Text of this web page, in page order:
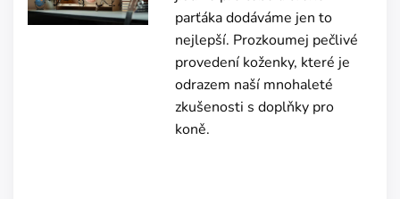
parťáka dodáváme jen to
nejlepší. Prozkoumej pečlivé
provedení koženky, které je
odrazem naší mnohaleté
zkušenosti s doplňky pro
koně.